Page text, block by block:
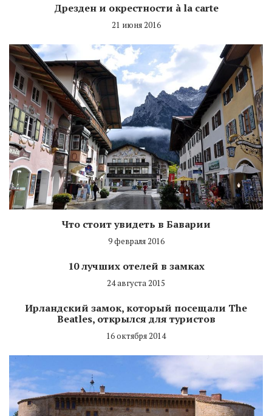
Дрезден и окрестности à la carte
21 июня 2016
Что стоит увидеть в Баварии
9 февраля 2016
10 лучших отелей в замках
24 августа 2015
Ирландский замок, который посещали The
Beatles, открылся для туристов
16 октября 2014